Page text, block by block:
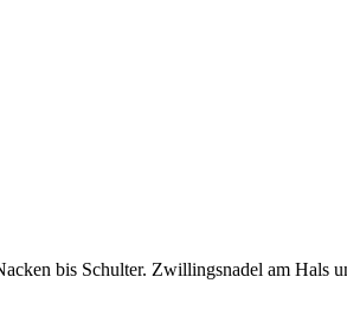
bis Schulter. Zwillingsnadel am Hals